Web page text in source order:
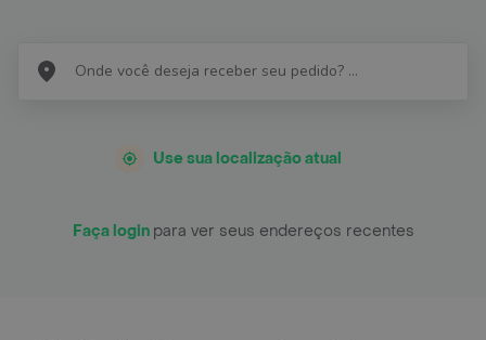
Use sua localização atual
Faça login para ver seus endereços recentes